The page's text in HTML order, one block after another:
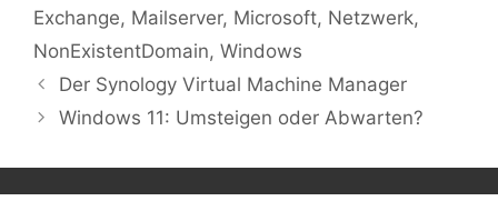
Exchange, Mailserver, Microsoft, Netzwerk,
NonExistentDomain, Windows
Der Synology Virtual Machine Manager
Windows 11: Umsteigen oder Abwarten?